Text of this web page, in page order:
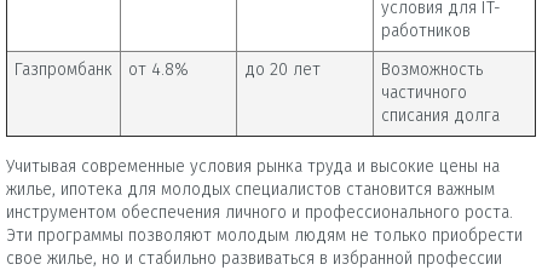
условия для IT-
работников
Газпромбанк от 4.8% до 20 лет
Возможность
частичного
списания долга
Учитывая современные условия рынка труда и высокие цены на
жилье, ипотека для молодых специалистов становится важным
инструментом обеспечения личного и профессионального роста.
Эти программы позволяют молодым людям не только приобрести
свое жилье, но и стабильно развиваться в избранной профессии